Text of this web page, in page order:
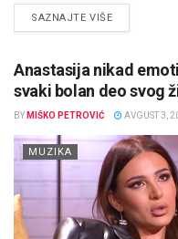
SAZNAJTE VIŠEDETAILS
Anastasija nikad
svaki bolan deo svog
BY MIŠKO PETROVIĆ AVGUST 3,
MUZIKA